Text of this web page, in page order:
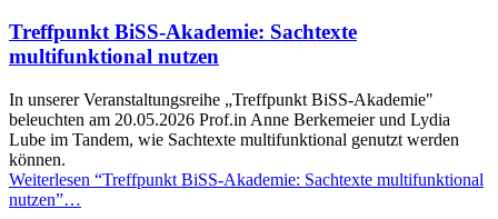
Treffpunkt BiSS-Akademie: Sachtexte
multifunktional nutzen
In unserer Veranstaltungsreihe „Treffpunkt BiSS-Akademie"
beleuchten am 20.05.2026 Prof.in Anne Berkemeier und Lydia
Lube im Tandem, wie Sachtexte multifunktional genutzt werden
können.
Weiterlesen “Treffpunkt BiSS-Akademie: Sachtexte multifunktional
nutzen”…